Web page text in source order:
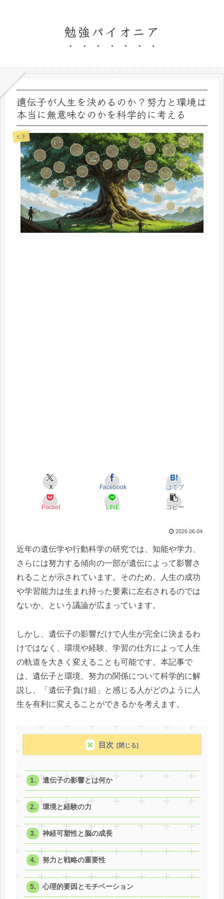
勉強パイオニア
遺伝子が人生を決めるのか？努力と環境は
本当に無意味なのかを科学的に考える
ヒト
X Facebook はてブ
Pocket LINE コピー
2026.06.04
近年の遺伝学や行動科学の研究では、知能や学力、
さらには努力する傾向の一部が遺伝によって影響さ
れることが示されています。そのため、人生の成功
や学習能力は生まれ持った要素に左右されるのでは
ないか、という議論が広まっています。
しかし、遺伝子の影響だけで人生が完全に決まるわ
けではなく、環境や経験、学習の仕方によって人生
の軌道を大きく変えることも可能です。本記事で
は、遺伝子と環境、努力の関係について科学的に解
説し、「遺伝子負け組」と感じる人がどのように人
生を有利に変えることができるかを考えます。
目次
遺伝子の影響とは何か
環境と経験の力
神経可塑性と脳の成長
努力と戦略の重要性
心理的要因とモチベーション